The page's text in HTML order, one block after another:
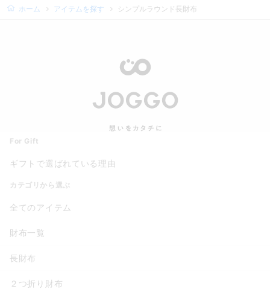
ホーム アイテムを探す シンプルラウンド長財布
For Gift
ギフトで選ばれている理由
カテゴリから選ぶ
全てのアイテム
財布一覧
長財布
２つ折り財布